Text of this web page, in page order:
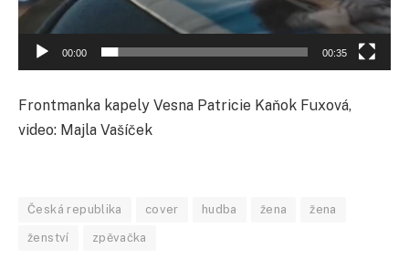
00:00 00:35
Frontmanka kapely Vesna Patricie Kaňok Fuxová,
video: Majla Vašíček
Česká republika cover hudba žena žena
ženství zpěvačka